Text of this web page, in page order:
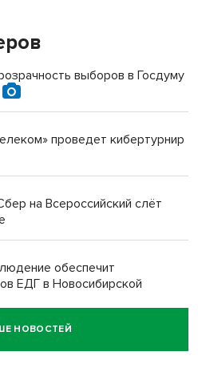
новосибирском селе лошади
срок за избиение врачей
с женой вошли в топ-16
открылось в Искитиме
выборов в Госдуму
проведет кибертурнир
на Всероссийский слёт
обеспечит
ЕДГ в Новосибирской
объявляет
НОВОСТЕЙ